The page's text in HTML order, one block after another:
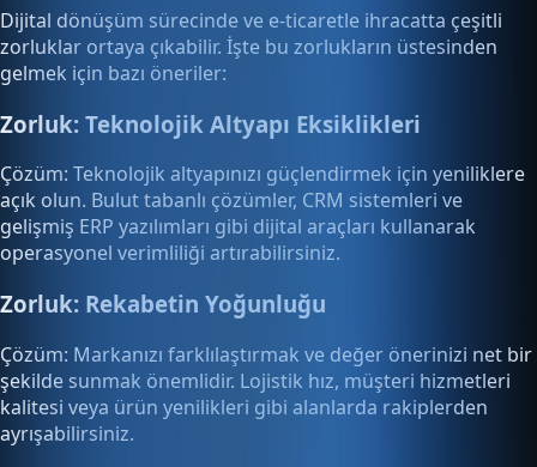
Dijital dönüşüm sürecinde ve e-ticaretle ihracatta çeşitli
zorluklar ortaya çıkabilir. İşte bu zorlukların üstesinden
gelmek için bazı öneriler:
Zorluk: Teknolojik Altyapı Eksiklikleri
Çözüm: Teknolojik altyapınızı güçlendirmek için yeniliklere
açık olun. Bulut tabanlı çözümler, CRM sistemleri ve
gelişmiş ERP yazılımları gibi dijital araçları kullanarak
operasyonel verimliliği artırabilirsiniz.
Zorluk: Rekabetin Yoğunluğu
Çözüm: Markanızı farklılaştırmak ve değer önerinizi net bir
şekilde sunmak önemlidir. Lojistik hız, müşteri hizmetleri
kalitesi veya ürün yenilikleri gibi alanlarda rakiplerden
ayrışabilirsiniz.